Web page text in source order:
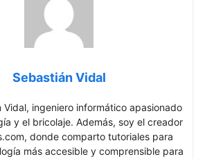
Sebastián Vidal
Vidal, ingeniero informático apasionado
y el bricolaje. Además, soy el creador
donde comparto tutoriales para
más accesible y comprensible para